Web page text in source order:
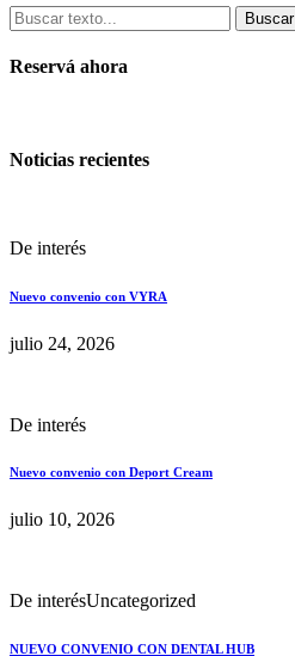
Buscar
Reservá ahora
Noticias recientes
De interés
Nuevo convenio con VYRA
julio 24, 2026
De interés
Nuevo convenio con Deport Cream
julio 10, 2026
De interésUncategorized
NUEVO CONVENIO CON DENTAL HUB